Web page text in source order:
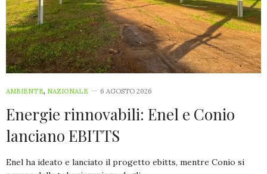
AMBIENTE, NAZIONALE 6 AGOSTO 2026
Energie rinnovabili: Enel e Conio
lanciano EBITTS
Enel ha ideato e lanciato il progetto ebitts, mentre Conio si